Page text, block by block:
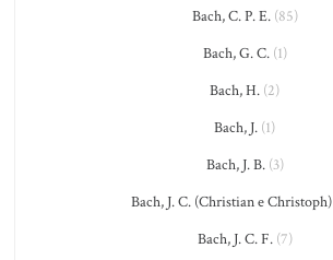
Bach, C. P. E.(85)
Bach, G. C.(1)
Bach, H. (2)
Bach, J. (1)
Bach, J. B.(3)
Bach, J. C. (Christian e Christoph)
Bach, J. C. F.(7)